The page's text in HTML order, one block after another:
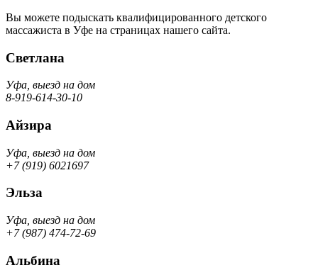
Вы можете подыскать квалифицированного детского
массажиста в Уфе на страницах нашего сайта.
Светлана
Уфа, выезд на дом
8-919-614-30-10
Айзира
Уфа, выезд на дом
+7 (919) 6021697
Эльза
Уфа, выезд на дом
+7 (987) 474-72-69
Альбина